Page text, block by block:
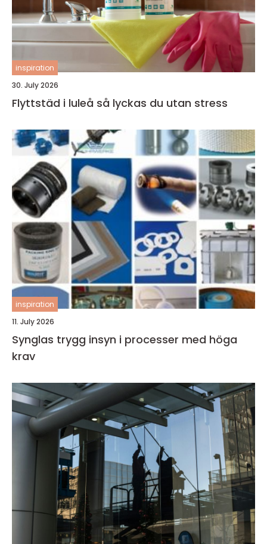
inspiration
30. July 2026
Flyttstäd i luleå så lyckas du utan stress
inspiration
11. July 2026
Synglas trygg insyn i processer med höga
krav